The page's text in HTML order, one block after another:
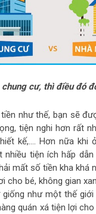
cư, thì điều đó
như thế, bạn sẽ
tiện nghi hơn rất
kế,…. Hơn nữa khi
tiện ích hấp
mất số tiền kha khá
cho bé, không gian
giống như một thế
quán xá tiện lợi